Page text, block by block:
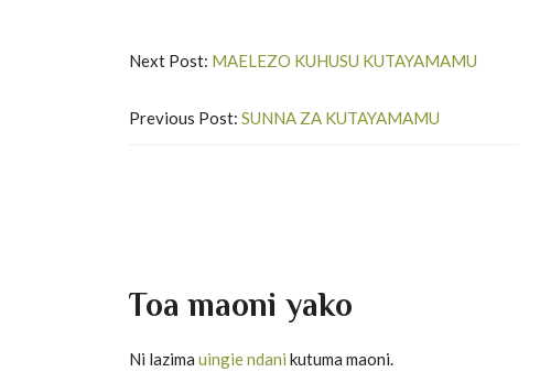
Next Post: MAELEZO KUHUSU KUTAYAMAMU
Previous Post: SUNNA ZA KUTAYAMAMU
Toa maoni yako
Ni lazima uingie ndani kutuma maoni.